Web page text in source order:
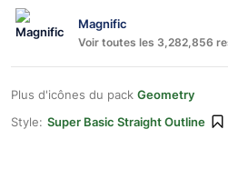
Magnific
Voir toutes les 3,282,856
Plus d'icônes du pack Geometry
Style: Super Basic Straight Outline